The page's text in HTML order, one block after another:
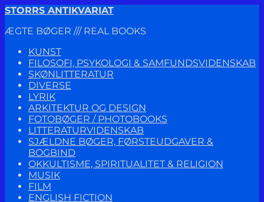
Spring
navigation
Spring
indhold
STORRS ANTIKVARIAT
ÆGTE BØGER /// REAL BOOKS
KUNST
FILOSOFI, PSYKOLOGI & SAMFUNDSVIDENSKAB
SKØNLITTERATUR
DIVERSE
LYRIK
ARKITEKTUR OG DESIGN
FOTOBØGER / PHOTOBOOKS
LITTERATURVIDENSKAB
SJÆLDNE BØGER, FØRSTEUDGAVER &
BOGBIND
OKKULTISME, SPIRITUALITET & RELIGION
MUSIK
FILM
ENGLISH FICTION